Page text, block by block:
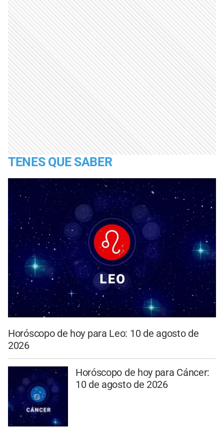
TENES QUE SABER
Horóscopo de hoy para Leo: 10 de agosto de
2026
Horóscopo de hoy para Cáncer:
10 de agosto de 2026